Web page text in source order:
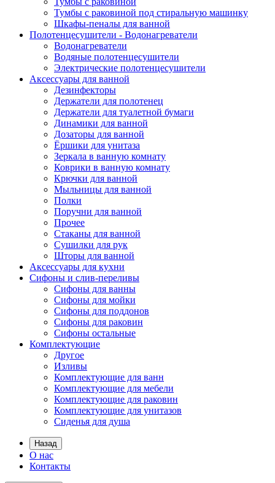
Тумбы с раковиной под стиральную машинку
Шкафы-пеналы для ванной
Полотенцесушители - Водонагреватели
Водонагреватели
Водяные полотенцесушители
Электрические полотенцесушители
Аксессуары для ванной
Дезинфекторы
Держатели для полотенец
Держатели для туалетной бумаги
Динамики для ванной
Дозаторы для ванной
Ёршики для унитаза
Зеркала в ванную комнату
Коврики в ванную комнату
Крючки для ванной
Мыльницы для ванной
Полки
Поручни для ванной
Прочее
Стаканы для ванной
Сушилки для рук
Шторы для ванной
Аксессуары для кухни
Сифоны и слив-переливы
Сифоны для ванны
Сифоны для мойки
Сифоны для поддонов
Сифоны для раковин
Сифоны остальные
Комплектующие
Другое
Изливы
Комплектующие для ванн
Комплектующие для мебели
Комплектующие для раковин
Комплектующие для унитазов
Сиденья для душа
Назад
О нас
Контакты